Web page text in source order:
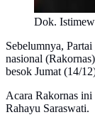
Dok.
Sebelumnya, Partai
nasional
besok Jumat (14/
Acara Rakornas
Rahayu Saraswati.